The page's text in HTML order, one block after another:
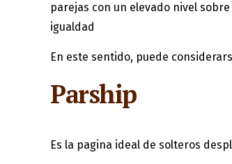
parejas con un elevado nivel
igualdad
En este sentido, puede
Parship
Es la pagina ideal de solteros